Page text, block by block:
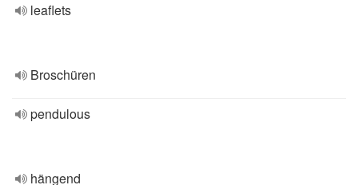
leaflets
Broschüren
pendulous
hängend